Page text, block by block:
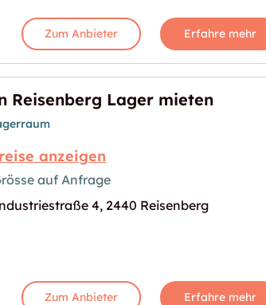
Zum Anbieter Erfahre mehr
Bild für "In Reisenberg Lager
Reisenberg Lager mieten
anzeigen
auf Anfrage
4, 2440 Reisenberg
Zum Anbieter Erfahre mehr